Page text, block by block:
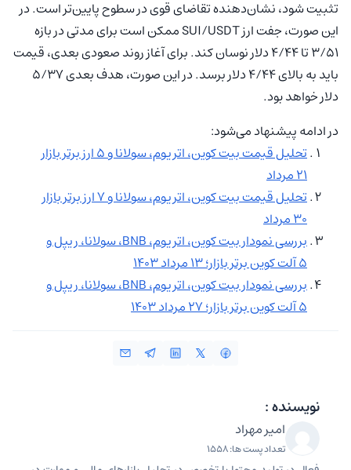
تثبیت شود، نشان‌دهنده تقاضای قوی در سطوح پایین‌تر است. در
این صورت، جفت ارز SUI/USDT ممکن است برای مدتی در بازه
۳/۵۱ تا ۴/۴۴ دلار نوسان کند. برای آغاز روند صعودی بعدی، قیمت
باید به بالای ۴/۴۴ دلار برسد. در این صورت، هدف بعدی ۵/۳۷
دلار خواهد بود.
در ادامه پیشنهاد می‌شود:
تحلیل قیمت بیت کوین، اتریوم، سولانا و ۵ ارز برتر بازار
۲۱ مرداد
تحلیل قیمت بیت کوین، اتریوم، سولانا و ۷ ارز برتر بازار
۳۰ مرداد
بررسی نمودار بیت کوین، اتریوم، BNB، سولانا، ریپل و
۵ آلت کوین برتر بازار؛ ۱۳ مرداد ۱۴۰۳
بررسی نمودار بیت کوین، اتریوم، BNB، سولانا، ریپل و
۵ آلت کوین برتر بازار؛ ۲۷ مرداد ۱۴۰۳
نویسنده :
امیر مهراد
تعداد پست ها: 1558